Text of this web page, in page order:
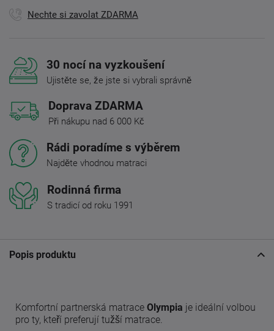
Nechte si zavolat ZDARMA
30 nocí na vyzkoušení
Ujistěte se, že jste si vybrali správně
Doprava ZDARMA
Při nákupu nad 6 000 Kč
Rádi poradíme s výběrem
Najděte vhodnou matraci
Rodinná firma
S tradicí od roku 1991
Popis produktu
Komfortní partnerská matrace Olympia je ideální volbou
pro ty, kteří preferují tužší matrace.